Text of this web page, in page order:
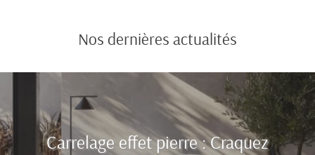
Nos dernières actualités
Carrelage effet pierre : Craquez